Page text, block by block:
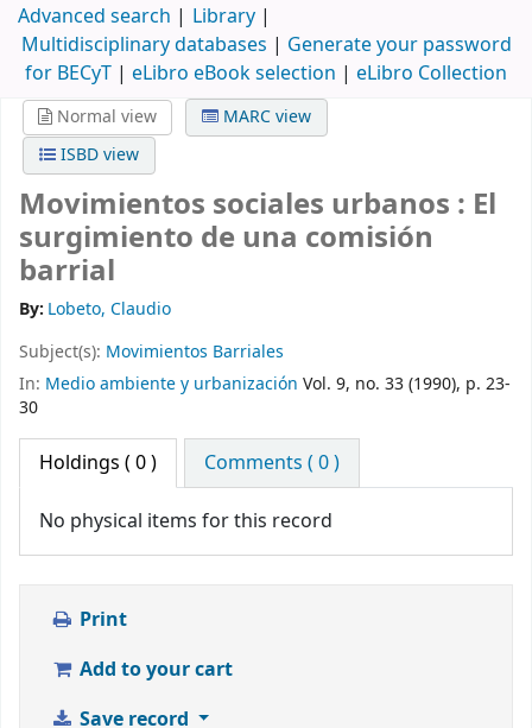
Advanced search
Library
Multidisciplinary databases | Generate your password
for BECyT | eLibro eBook selection | eLibro Collection
Normal view
MARC view
ISBD view
Movimientos sociales urbanos : El
surgimiento de una comisión
barrial
By: Lobeto, Claudio
Subject(s): Movimientos Barriales
In: Medio ambiente y urbanización Vol. 9, no. 33 (1990), p. 23-
30
Holdings ( 0 ) Comments ( 0 )
No physical items for this record
Print
Add to your cart
Save record